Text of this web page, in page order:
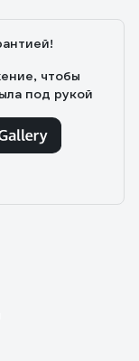
чтобы
под рукой